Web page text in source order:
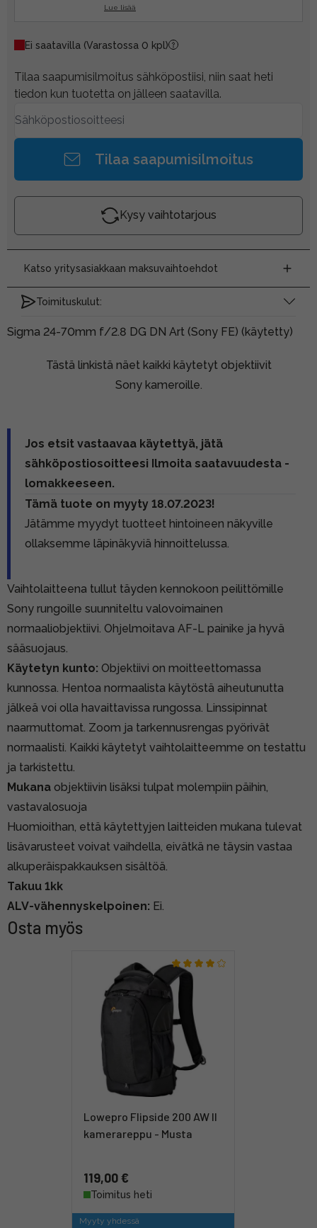
Lue lisää
Ei saatavilla (Varastossa 0 kpl)
Tilaa saapumisilmoitus sähköpostiisi, niin saat heti
tiedon kun tuotetta on jälleen saatavilla.
Tilaa saapumisilmoitus
Kysy vaihtotarjous
Katso yritysasiakkaan maksuvaihtoehdot
Toimituskulut:
Sigma 24-70mm f/2.8 DG DN Art (Sony FE) (käytetty)
Tästä linkistä näet kaikki käytetyt objektiivit
Sony kameroille.
Jos etsit vastaavaa käytettyä, jätä
sähköpostiosoitteesi Ilmoita saatavuudesta -
lomakkeeseen.
Tämä tuote on myyty 18.07.2023!
Jätämme myydyt tuotteet hintoineen näkyville
ollaksemme läpinäkyviä hinnoittelussa.
Vaihtolaitteena tullut täyden kennokoon peilittömille
Sony rungoille suunniteltu valovoimainen
normaaliobjektiivi. Ohjelmoitava AF-L painike ja hyvä
sääsuojaus.
Käytetyn kunto: Objektiivi on moitteettomassa
kunnossa. Hentoa normaalista käytöstä aiheutunutta
jälkeä voi olla havaittavissa rungossa. Linssipinnat
naarmuttomat. Zoom ja tarkennusrengas pyörivät
normaalisti. Kaikki käytetyt vaihtolaitteemme on testattu
ja tarkistettu.
Mukana objektiivin lisäksi tulpat molempiin päihin,
vastavalosuoja
Huomioithan, että käytettyjen laitteiden mukana tulevat
lisävarusteet voivat vaihdella, eivätkä ne täysin vastaa
alkuperäispakkauksen sisältöä.
Takuu 1kk
ALV-vähennyskelpoinen: Ei.
Osta myös
Lowepro Flipside 200 AW II
kamerareppu - Musta
119,00 €
Toimitus heti
Myyty yhdessä